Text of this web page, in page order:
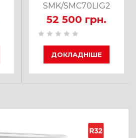
SMK/SMC70LIG2
52 500 грн.
ДОКЛАДНІШЕ